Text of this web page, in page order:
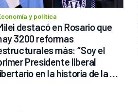
y política
destacó en Rosario que
3200 reformas
más: “Soy el
Presidente liberal
en la historia de la